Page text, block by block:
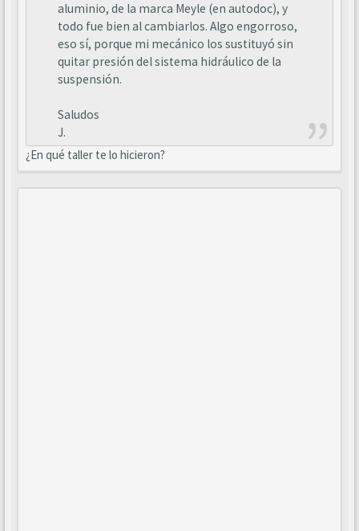
aluminio, de la marca Meyle (en autodoc), y
todo fue bien al cambiarlos. Algo engorroso,
eso sí, porque mi mecánico los sustituyó sin
quitar presión del sistema hidráulico de la
suspensión.
Saludos
J.
¿En qué taller te lo hicieron?